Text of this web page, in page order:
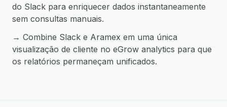
do Slack para enriquecer dados instantaneamente
sem consultas manuais.
→ Combine Slack e Aramex em uma única
visualização de cliente no eGrow analytics para que
os relatórios permaneçam unificados.